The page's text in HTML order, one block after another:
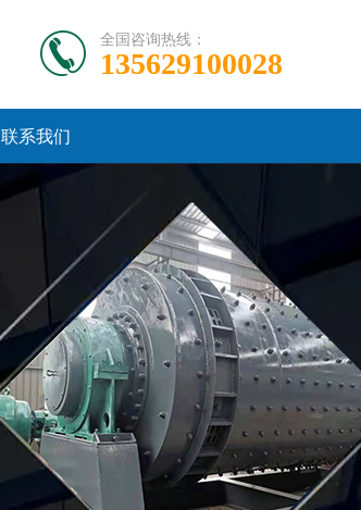
全国咨询热线：
135629100028
联系我们